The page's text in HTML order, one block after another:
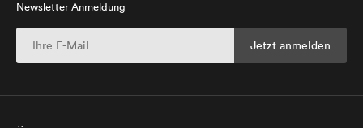
Newsletter Anmeldung